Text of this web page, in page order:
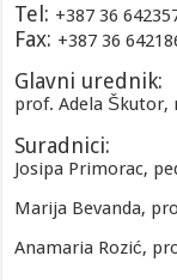
Tel: +387 36
Fax: +387 36
Glavni urednik:
prof. Adela Škutor,
Suradnici:
Josipa Primorac,
Marija Bevanda,
Anamaria Rozić,